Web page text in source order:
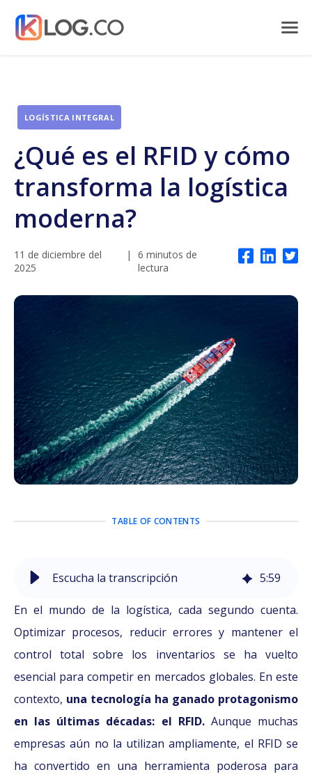
LOGÍSTICA INTEGRAL
¿Qué es el RFID y cómo
transforma la logística
moderna?
11 de diciembre del
2025
|
6 minutos de
lectura
TABLE OF CONTENTS
Escucha la transcripción 5:59
En el mundo de la logística, cada segundo cuenta.
Optimizar procesos, reducir errores y mantener el
control total sobre los inventarios se ha vuelto
esencial para competir en mercados globales. En este
contexto, una tecnología ha ganado protagonismo
en las últimas décadas: el RFID.Aunque muchas
empresas aún no la utilizan ampliamente, el RFID se
ha convertido en una herramienta poderosa para